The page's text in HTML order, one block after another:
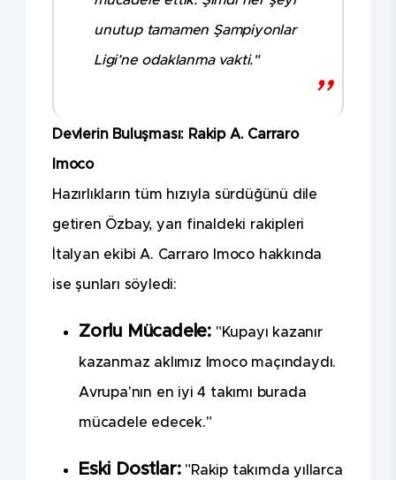
unutup tamamen Şampiyonlar
Ligi’ne odaklanma vakti."
Devlerin Buluşması: Rakip A. Carraro
Imoco
Hazırlıkların tüm hızıyla sürdüğünü dile
getiren Özbay, yarı finaldeki rakipleri
İtalyan ekibi A. Carraro Imoco hakkında
ise şunları söyledi:
Zorlu Mücadele: "Kupayı kazanır
kazanmaz aklımız Imoco maçındaydı.
Avrupa'nın en iyi 4 takımı burada
mücadele edecek."
Eski Dostlar:"Rakip takımda yıllarca